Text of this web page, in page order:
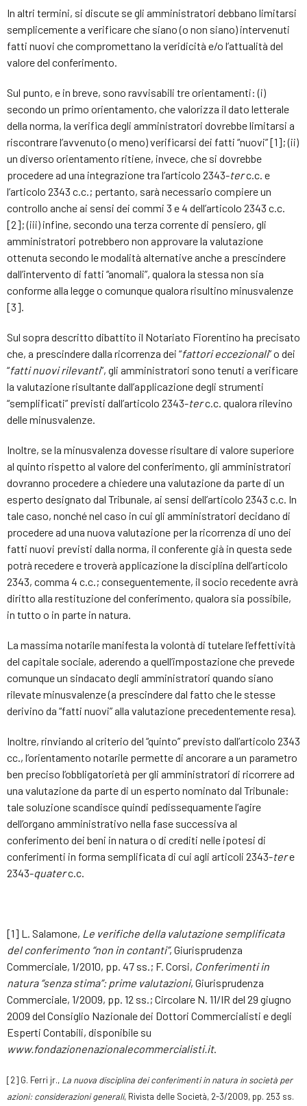
In altri termini, si discute se gli amministratori debbano limitarsi
semplicemente a verificare che siano (o non siano) intervenuti
fatti nuovi che compromettano la veridicità e/o l’attualità del
valore del conferimento.
Sul punto, e in breve, sono ravvisabili tre orientamenti: (i)
secondo un primo orientamento, che valorizza il dato letterale
della norma, la verifica degli amministratori dovrebbe limitarsi a
riscontrare l’avvenuto (o meno) verificarsi dei fatti “nuovi” [1]; (ii)
un diverso orientamento ritiene, invece, che si dovrebbe
procedere ad una integrazione tra l’articolo 2343-terc.c. e
l’articolo 2343 c.c.; pertanto, sarà necessario compiere un
controllo anche ai sensi dei commi 3 e 4 dell’articolo 2343 c.c.
[2]; (iii) infine, secondo una terza corrente di pensiero, gli
amministratori potrebbero non approvare la valutazione
ottenuta secondo le modalità alternative anche a prescindere
dall’intervento di fatti “anomali”, qualora la stessa non sia
conforme alla legge o comunque qualora risultino minusvalenze
[3].
Sul sopra descritto dibattito il Notariato Fiorentino ha precisato
che, a prescindere dalla ricorrenza dei “fattori eccezionali” o dei
“fatti nuovi rilevanti”, gli amministratori sono tenuti a verificare
la valutazione risultante dall’applicazione degli strumenti
“semplificati” previsti dall’articolo 2343-terc.c. qualora rilevino
delle minusvalenze.
Inoltre, se la minusvalenza dovesse risultare di valore superiore
al quinto rispetto al valore del conferimento, gli amministratori
dovranno procedere a chiedere una valutazione da parte di un
esperto designato dal Tribunale, ai sensi dell’articolo 2343 c.c. In
tale caso, nonché nel caso in cui gli amministratori decidano di
procedere ad una nuova valutazione per la ricorrenza di uno dei
fatti nuovi previsti dalla norma, il conferente già in questa sede
potrà recedere e troverà applicazione la disciplina dell’articolo
2343, comma 4 c.c.; conseguentemente, il socio recedente avrà
diritto alla restituzione del conferimento, qualora sia possibile,
in tutto o in parte in natura.
La massima notarile manifesta la volontà di tutelare l’effettività
del capitale sociale, aderendo a quell’impostazione che prevede
comunque un sindacato degli amministratori quando siano
rilevate minusvalenze (a prescindere dal fatto che le stesse
derivino da “fatti nuovi” alla valutazione precedentemente resa).
Inoltre, rinviando al criterio del “quinto” previsto dall’articolo 2343
cc., l’orientamento notarile permette di ancorare a un parametro
ben preciso l’obbligatorietà per gli amministratori di ricorrere ad
una valutazione da parte di un esperto nominato dal Tribunale:
tale soluzione scandisce quindi pedissequamente l’agire
dell’organo amministrativo nella fase successiva al
conferimento dei beni in natura o di crediti nelle ipotesi di
conferimenti in forma semplificata di cui agli articoli 2343-tere
2343-quaterc.c.
[1] L. Salamone, Le verifiche della valutazione semplificata
del conferimento “non in contanti”, Giurisprudenza
Commerciale, 1/2010, pp. 47 ss.; F. Corsi, Conferimenti in
natura “senza stima”: prime valutazioni, Giurisprudenza
Commerciale, 1/2009, pp. 12 ss.; Circolare N. 11/IR del 29 giugno
2009 del Consiglio Nazionale dei Dottori Commercialisti e degli
Esperti Contabili, disponibile su
www.fondazionenazionalecommercialisti.it.
[2] G. Ferri jr., La nuova disciplina dei conferimenti in natura in società per
azioni: considerazioni generali, Rivista delle Società, 2-3/2009, pp. 253 ss.